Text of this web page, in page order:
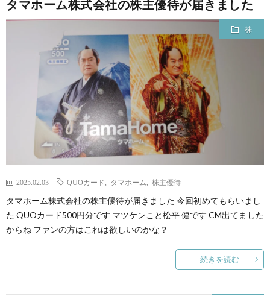
タマホーム株式会社の株主優待が届きました
株
2025.02.03 QUOカード タマホーム 株主優待
タマホーム株式会社の株主優待が届きました 今回初めてもらいまし
た QUOカード500円分です マツケンこと松平 健です CM出てました
からね ファンの方はこれは欲しいのかな？
続きを読む